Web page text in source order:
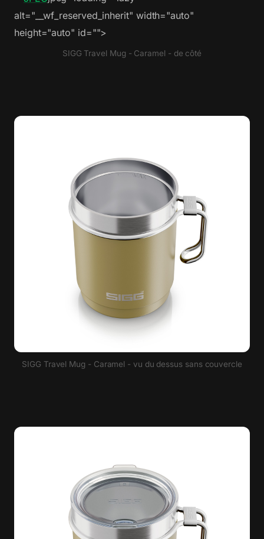
alt="__wf_reserved_inherit" width="auto"
height="auto" id="">
SIGG Travel Mug - Caramel - de côté
SIGG Travel Mug - Caramel - vu du dessus sans couvercle